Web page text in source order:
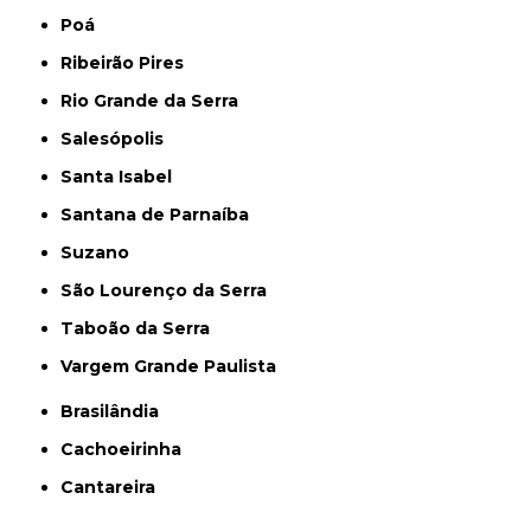
Poá
Ribeirão Pires
Rio Grande da Serra
Salesópolis
Santa Isabel
Santana de Parnaíba
Suzano
São Lourenço da Serra
Taboão da Serra
Vargem Grande Paulista
Brasilândia
Cachoeirinha
Cantareira